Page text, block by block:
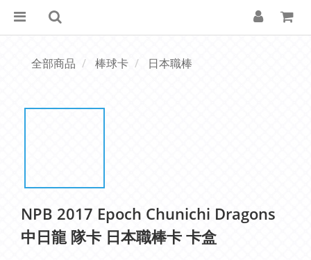
全部商品 棒球卡 日本職棒
NPB 2017 Epoch Chunichi Dragons
中日龍 隊卡 日本職棒卡 卡盒